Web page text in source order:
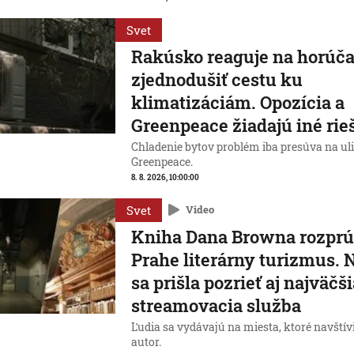
Svet
Rakúsko reaguje na
zjednodušiť cestu ku
klimatizáciám. Opozícia a
Greenpeace žiadajú iné
Chladenie bytov problém iba presúva na
Greenpeace.
8. 8. 2026, 10:00:00
Svet Video
Kniha Dana Browna
Prahe literárny turizmus.
sa prišla pozrieť aj
streamovacia služba
Ľudia sa vydávajú na miesta, ktoré
autor.